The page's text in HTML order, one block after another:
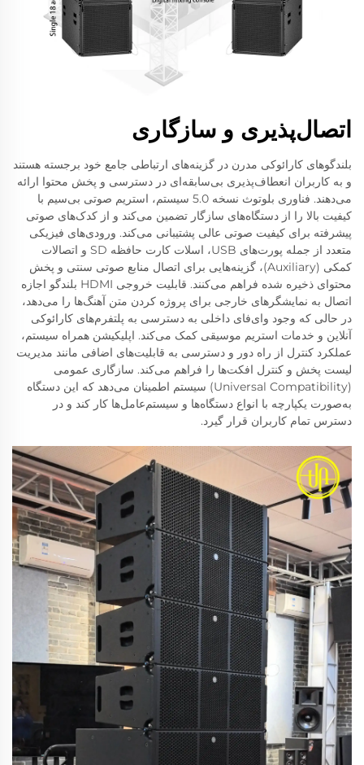
اتصال‌پذیری و سازگاری
بلندگوهای کارائوکی مدرن در گزینه‌های ارتباطی جامع خود برجسته هستند
و به کاربران انعطاف‌پذیری بی‌سابقه‌ای در دسترسی و پخش محتوا ارائه
می‌دهند. فناوری بلوتوث نسخه 5.0 سیستم، استریم صوتی بی‌سیم با
کیفیت بالا را از دستگاه‌های سازگار تضمین می‌کند و از کدک‌های صوتی
پیشرفته برای کیفیت صوتی عالی پشتیبانی می‌کند. ورودی‌های فیزیکی
متعدد از جمله پورت‌های USB، اسلات کارت حافظه SD و اتصالات
کمکی (Auxiliary)، گزینه‌هایی برای اتصال منابع صوتی سنتی و پخش
محتوای ذخیره شده فراهم می‌کنند. قابلیت خروجی HDMI بلندگو اجازه
اتصال به نمایشگرهای خارجی برای پروژه کردن متن آهنگ‌ها را می‌دهد،
در حالی که وجود وای‌فای داخلی به دسترسی به پلتفرم‌های کارائوکی
آنلاین و خدمات استریم موسیقی کمک می‌کند. اپلیکیشن همراه سیستم،
عملکرد کنترل از راه دور و دسترسی به قابلیت‌های اضافی مانند مدیریت
لیست پخش و کنترل افکت‌ها را فراهم می‌کند. سازگاری عمومی
(Universal Compatibility) سیستم اطمینان می‌دهد که این دستگاه
به‌صورت یکپارچه با انواع دستگاه‌ها و سیستم‌عامل‌ها کار کند و در
دسترس تمام کاربران قرار گیرد.